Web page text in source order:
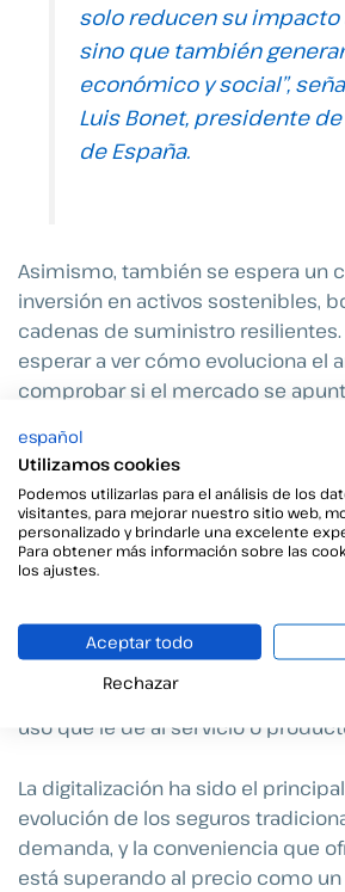
solo reducen su impacto
sino que también
económico y social”,
Luis Bonet, presidente de
de España.
Asimismo, también se espera un
inversión en activos sostenibles,
cadenas de suministro resilientes.
esperar a ver cómo evoluciona el
comprobar si el mercado se
Personalización y seguros
En el mercado europeo están
los modelos de seguro bajo
insurance), siendo el modelo
los grandes referentes. Si no
beneficiario (el consumidor) paga
producto o servicio, en lugar de
el consumidor paga más o
uso que le dé al servicio o
La digitalización ha sido el
evolución de los seguros
demanda, y la conveniencia que
está superando al precio como
español
Utilizamos cookies
Podemos utilizarlas para el análisis de los
visitantes, para mejorar nuestro sitio web,
personalizado y brindarle una excelente
Para obtener más información sobre las
los ajustes.
Aceptar todo
Rechazar